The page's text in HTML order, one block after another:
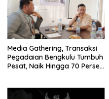
Media Gathering, Transaksi
Pegadaian Bengkulu Tumbuh
Pesat, Naik Hingga 70 Persen